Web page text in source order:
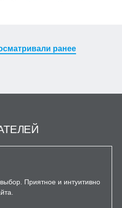
ранее
Приятное и интуитивно